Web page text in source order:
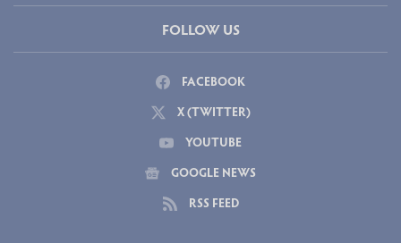
FOLLOW US
FACEBOOK
X (TWITTER)
YOUTUBE
GOOGLE NEWS
RSS FEED